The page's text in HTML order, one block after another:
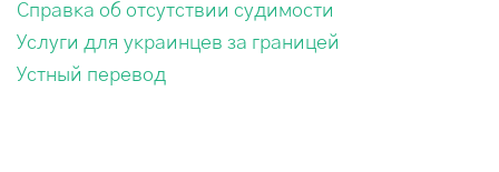
Справка об отсутствии судимости
Услуги для украинцев за границей
Устный перевод